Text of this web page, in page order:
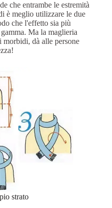
che entrambe le estremità
è meglio utilizzare le due
che l'effetto sia più
Ma la maglieria
morbidi, dà alle persone
strato